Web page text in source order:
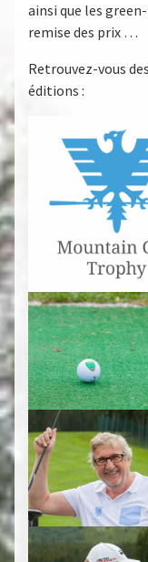
ainsi que les
remise des prix …
Retrouvez-vous
éditions :